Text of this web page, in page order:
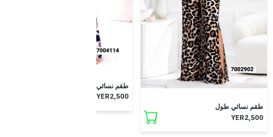
طقم نسائي طول
YER2,500
طقم نسائي طويل
YER2,500